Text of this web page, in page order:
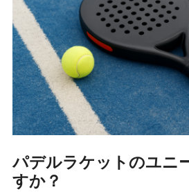
パデルラケットのユニ
すか？